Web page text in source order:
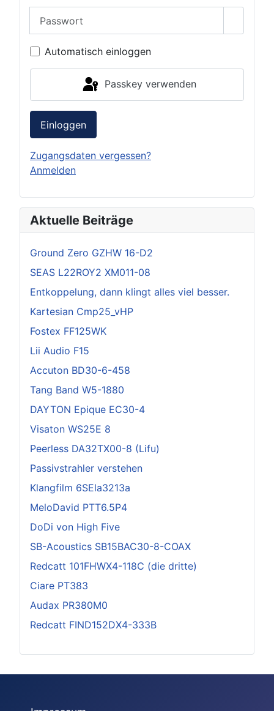
Automatisch einloggen
Passkey verwenden
Einloggen
Zugangsdaten vergessen?
Anmelden
Aktuelle Beiträge
Ground Zero GZHW 16-D2
SEAS L22ROY2 XM011-08
Entkoppelung, dann klingt alles viel besser.
Kartesian Cmp25_vHP
Fostex FF125WK
Lii Audio F15
Accuton BD30-6-458
Tang Band W5-1880
DAYTON Epique EC30-4
Visaton WS25E 8
Peerless DA32TX00-8 (Lifu)
Passivstrahler verstehen
Klangfilm 6SEla3213a
MeloDavid PTT6.5P4
DoDi von High Five
SB-Acoustics SB15BAC30-8-COAX
Redcatt 101FHWX4-118C (die dritte)
Ciare PT383
Audax PR380M0
Redcatt FIND152DX4-333B